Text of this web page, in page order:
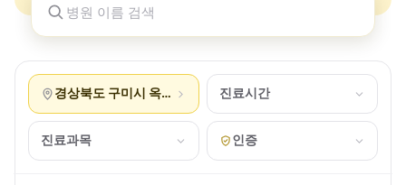
경상북도 구미시 옥계동 진료시간
진료과목 인증